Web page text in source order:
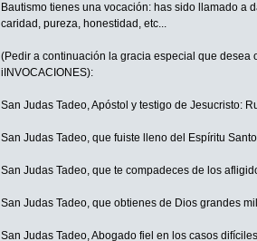
Bautismo tienes una vocación: has sido llamado a
caridad, pureza, honestidad, etc...
(Pedir a continuación la gracia especial que desea
iINVOCACIONES):
San Judas Tadeo, Apóstol y testigo de Jesucristo:
San Judas Tadeo, que fuiste lleno del Espíritu
San Judas Tadeo, que te compadeces de los
San Judas Tadeo, que obtienes de Dios grandes
San Judas Tadeo, Abogado fiel en los casos